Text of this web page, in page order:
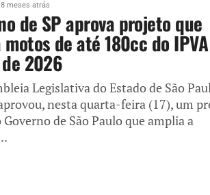
8 meses atrás
de SP aprova projeto que
de até 180cc do
2026
Legislativa do Estado de São
nesta quarta-feira (17), um
Governo de São Paulo que amplia a